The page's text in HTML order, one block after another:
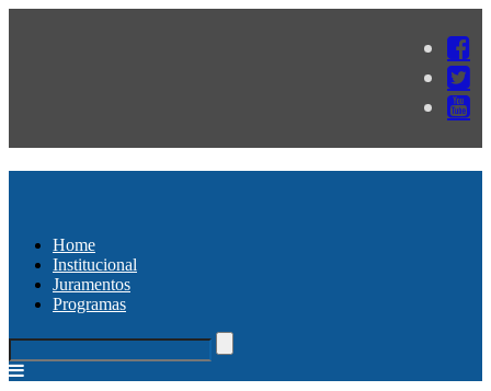
Home
Institucional
Juramentos
Programas